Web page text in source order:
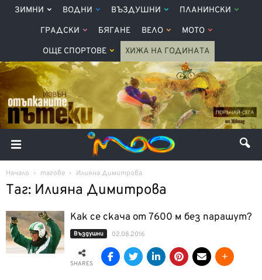
ЗИМНИ ВОДНИ ВЪЗДУШНИ ПЛАНИНСКИ
ГРАДСКИ БЯГАНЕ ВЕЛО МОТО
ОЩЕ СПОРТОВЕ ХИЖА НА ГОДИНАТА
Начало тагове Илияна Димитрова
Таг: Илияна Димитрова
Как се скача от 7600 м без парашут?
Въздушни 02.08.2016
SHARES